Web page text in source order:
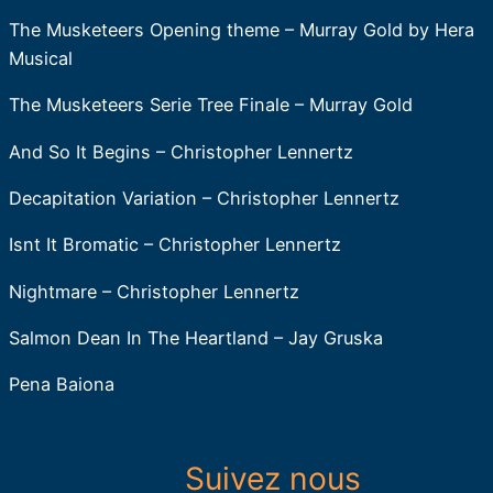
The Musketeers Opening theme – Murray Gold by Hera
Musical
The Musketeers Serie Tree Finale – Murray Gold
And So It Begins – Christopher Lennertz
Decapitation Variation – Christopher Lennertz
Isnt It Bromatic – Christopher Lennertz
Nightmare – Christopher Lennertz
Salmon Dean In The Heartland – Jay Gruska
Pena Baiona
Suivez nous